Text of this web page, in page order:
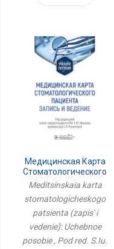
Медицинская Карта
Стоматологического
Пациента (запись И
Пособие
Meditsinskaia karta
stomatologicheskogo
patsienta (zapis' i
vedenie): Uchebnoe
posobie , Pod red. S.Iu.